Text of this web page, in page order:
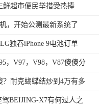
鲜超市便民举措受热捧
，开始公测最新系统了
独吞iPhone 9电池订单
，V97，V98，V87傻傻分
耐克蝴蝶结炒到4万有多
BEIJING-X7有何过人之